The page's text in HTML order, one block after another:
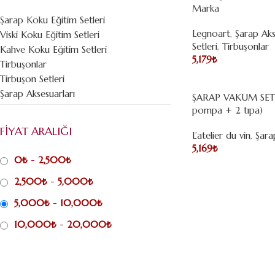
Şarap Koku Eğitim Setleri
Viski Koku Eğitim Setleri
Kahve Koku Eğitim Setleri
Tirbuşonlar
Tirbuşon Setleri
Şarap Aksesuarları
FİYAT ARALIĞI
0₺ - 2,500₺
2,500₺ - 5,000₺
5,000₺ - 10,000₺
10,000₺ - 20,000₺
Marka
Legnoart, Şarap
Setleri, Tirbuşonlar
5,179₺
ŞARAP VAKUM
pompa + 2 tıpa)
L’atelier du vin,
5,169₺